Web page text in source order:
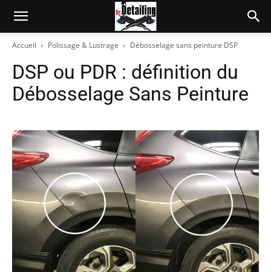
Accueil Polissage & Lustrage Débosselage sans peinture DSP
DSP ou PDR : définition du
Débosselage Sans Peinture